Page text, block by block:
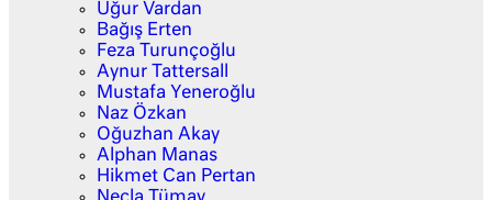
Uğur Vardan
Bağış Erten
Feza Turunçoğlu
Aynur Tattersall
Mustafa Yeneroğlu
Naz Özkan
Oğuzhan Akay
Alphan Manas
Hikmet Can Pertan